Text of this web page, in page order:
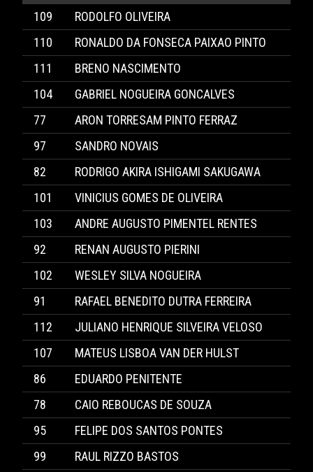
109
RODOLFO OLIVEIRA
110
RONALDO DA FONSECA PAIXAO PINTO
111
BRENO NASCIMENTO
104
GABRIEL NOGUEIRA GONCALVES
77
ARON TORRESAM PINTO FERRAZ
97
SANDRO NOVAIS
82
RODRIGO AKIRA ISHIGAMI SAKUGAWA
101
VINICIUS GOMES DE OLIVEIRA
103
ANDRE AUGUSTO PIMENTEL RENTES
92
RENAN AUGUSTO PIERINI
102
WESLEY SILVA NOGUEIRA
91
RAFAEL BENEDITO DUTRA FERREIRA
112
JULIANO HENRIQUE SILVEIRA VELOSO
107
MATEUS LISBOA VAN DER HULST
86
EDUARDO PENITENTE
78
CAIO REBOUCAS DE SOUZA
95
FELIPE DOS SANTOS PONTES
99
RAUL RIZZO BASTOS